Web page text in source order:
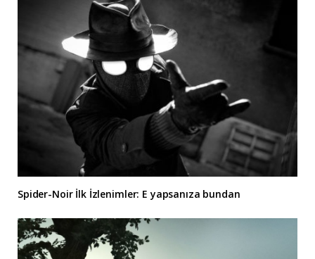
Spider-Noir İlk İzlenimler: E yapsanıza bundan